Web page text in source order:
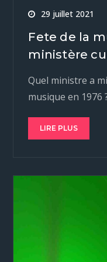
29 juillet 2021
Fete de la
ministère
Quel ministre a
musique en 1976
LIRE PLUS